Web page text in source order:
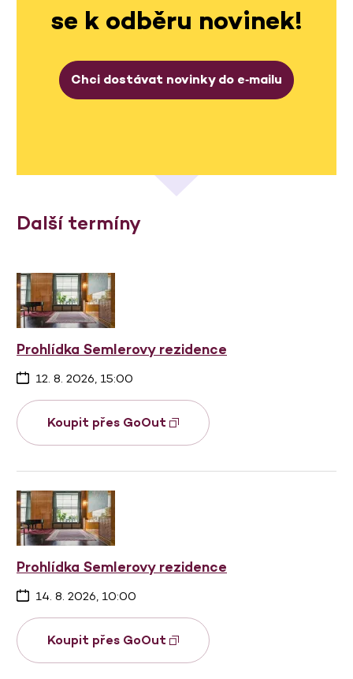
se k odběru novinek!
Chci dostávat novinky do e‑mailu
Další termíny
Prohlídka Semlerovy rezidence
12. 8. 2026, 15:00
Koupit přes GoOut
Prohlídka Semlerovy rezidence
14. 8. 2026, 10:00
Koupit přes GoOut